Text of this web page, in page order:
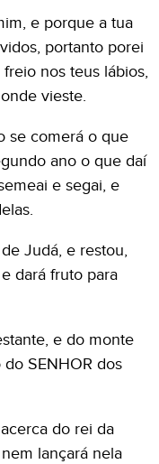
e porque a tua
portanto porei
nos teus lábios,
vieste.
se comerá o que
ano o que daí
e segai, e
Judá, e restou,
dará fruto para
e do monte
SENHOR dos
do rei da
lançará nela